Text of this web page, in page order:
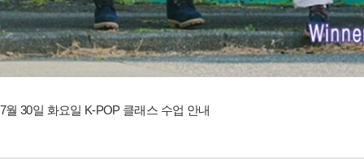
7월 30일 화요일 K-POP 클래스 수업 안내